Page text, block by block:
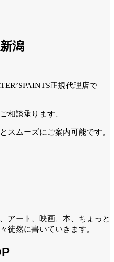
潟
正規代理店で
相談承ります。
スムーズにご案内可能です。
アート、映画、本、ちょっと
徒然に書いていきます。